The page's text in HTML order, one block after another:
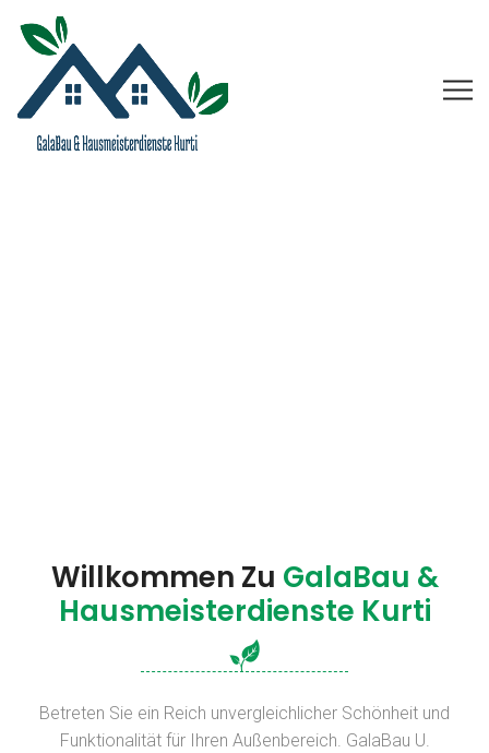
Willkommen Zu GalaBau &
Hausmeisterdienste Kurti
Betreten Sie ein Reich unvergleichlicher Schönheit und
Funktionalität für Ihren Außenbereich. GalaBau U.